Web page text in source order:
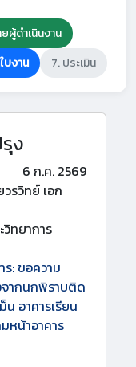
ผู้ดำเนินงาน
บงาน 7. ประเมิน
ง
6 ก.ค. 2569
รวิทย์ เอก
ทยาการ
: ขอความ
จากนกพิราบติด
อาคารเรียน
หน้าอาคาร